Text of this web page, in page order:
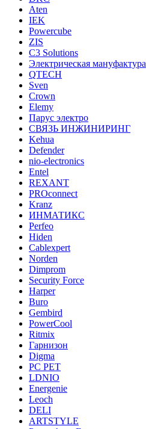
Aten
IEK
Powercube
ZIS
C3 Solutions
Электрическая мануфактура
QTECH
Sven
Crown
Elemy
Парус электро
СВЯЗЬ ИНЖИНИРИНГ
Kehua
Defender
nio-electronics
Entel
REXANT
PROconnect
Kranz
ИНМАТИКС
Perfeo
Hiden
Cablexpert
Norden
Dimprom
Security Force
Harper
Buro
Gembird
PowerCool
Ritmix
Гарнизон
Digma
PC PET
LDNIO
Energenie
Leoch
DELI
ARTSTYLE